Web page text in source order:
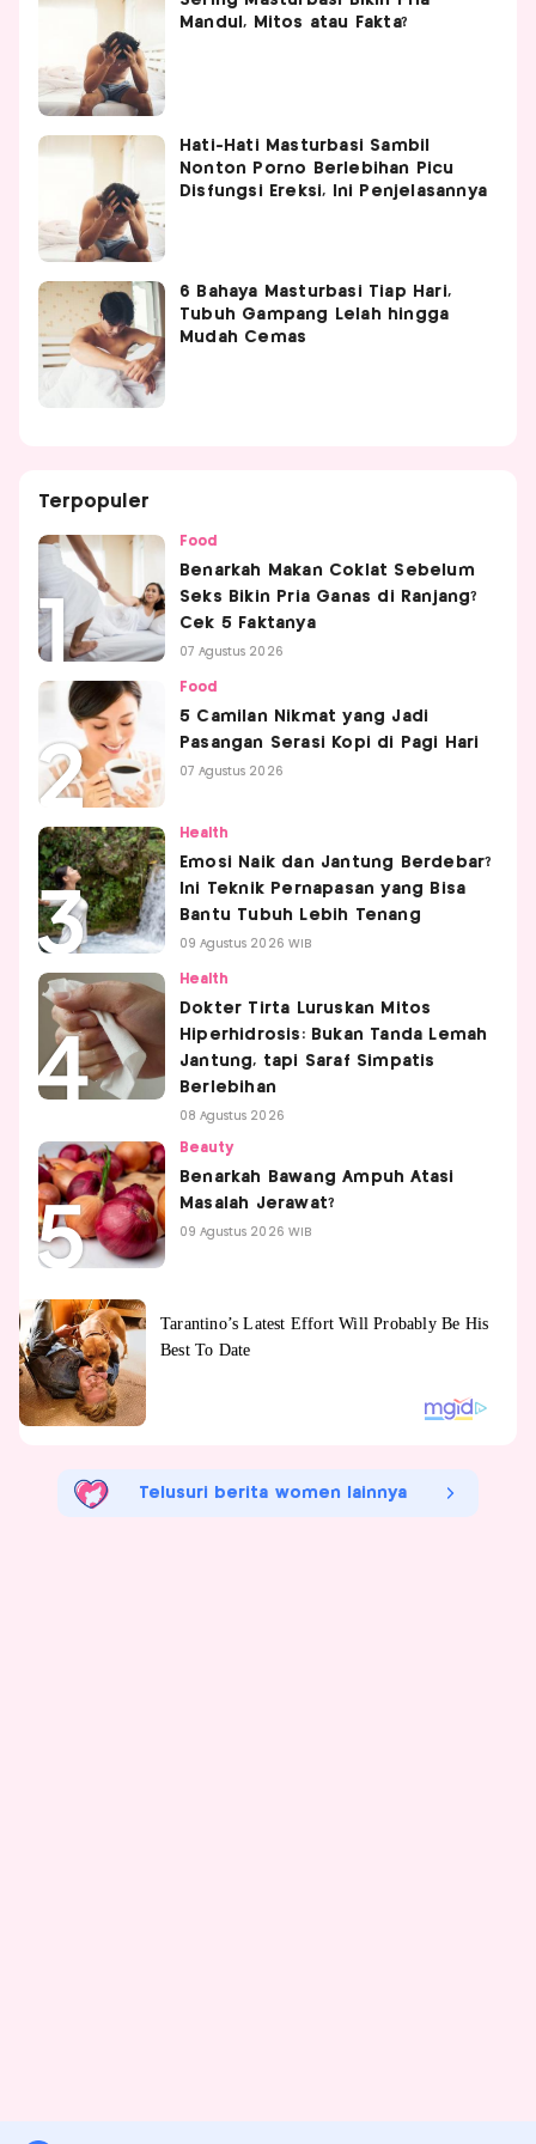
Mandul, Mitos atau Fakta?
Hati-Hati Masturbasi Sambil
Nonton Porno Berlebihan Picu
Disfungsi Ereksi, Ini Penjelasannya
6 Bahaya Masturbasi Tiap Hari,
Tubuh Gampang Lelah hingga
Mudah Cemas
Terpopuler
Food
Benarkah Makan Coklat Sebelum
Seks Bikin Pria Ganas di Ranjang?
Cek 5 Faktanya
07 Agustus 2026
Food
5 Camilan Nikmat yang Jadi
Pasangan Serasi Kopi di Pagi Hari
07 Agustus 2026
Health
Emosi Naik dan Jantung Berdebar?
Ini Teknik Pernapasan yang Bisa
Bantu Tubuh Lebih Tenang
09 Agustus 2026 WIB
Health
Dokter Tirta Luruskan Mitos
Hiperhidrosis: Bukan Tanda Lemah
Jantung, tapi Saraf Simpatis
Berlebihan
08 Agustus 2026
Beauty
Benarkah Bawang Ampuh Atasi
Masalah Jerawat?
09 Agustus 2026 WIB
Telusuri berita women lainnya